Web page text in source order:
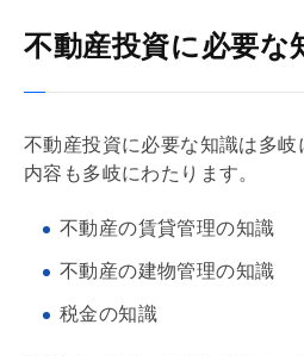
不動産投資に必要な
不動産投資に必要な知識は多
内容も多岐にわたります。
不動産の賃貸管理の知識
不動産の建物管理の知識
税金の知識